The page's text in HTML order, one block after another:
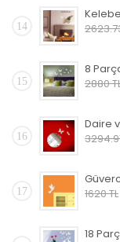
14
15
2880
16
17
1620 TL